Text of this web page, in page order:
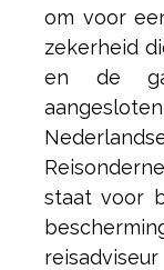
om voor
zekerheid
en de
staat voor